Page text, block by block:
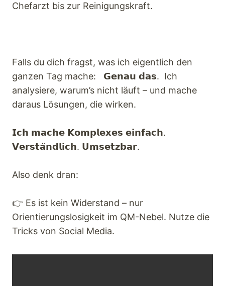
Chefarzt bis zur Reinigungskraft.
Falls du dich fragst, was ich eigentlich den
ganzen Tag mache: 𝗚𝗲𝗻𝗮𝘂 𝗱𝗮𝘀. Ich
analysiere, warum’s nicht läuft – und mache
daraus Lösungen, die wirken.
𝗜𝗰𝗵 𝗺𝗮𝗰𝗵𝗲 𝗞𝗼𝗺𝗽𝗹𝗲𝘅𝗲𝘀 𝗲𝗶𝗻𝗳𝗮𝗰𝗵.
𝗩𝗲𝗿𝘀𝘁𝗮̈𝗻𝗱𝗹𝗶𝗰𝗵. 𝗨𝗺𝘀𝗲𝘁𝘇𝗯𝗮𝗿.
Also denk dran:
👉 Es ist kein Widerstand – nur
Orientierungslosigkeit im QM-Nebel. Nutze die
Tricks von Social Media.